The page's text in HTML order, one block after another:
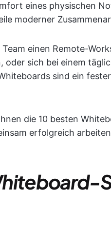
eines physischen
moderner
einen Remote-
oder sich bei einem
sind ein
die 10 besten
erfolgreich